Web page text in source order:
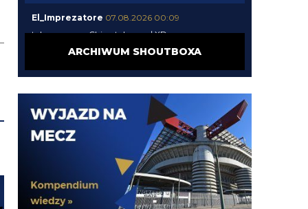
El_Imprezatore 07.08.2026 00:09
tak na pewno Chivu tak uznał XD
pismaki zawsze maja info z opoznieniem. Moze juz
Claudio 06.08.2026 23:57
Żebyscie sie jeszcze nie zdziwili jak CHivu po
treningach uznal ze Pavard ma motywacje i
odpowiednie umiejetnosci i sam chce by zostal, a
kasa ma isc na inne pozycje
ARCHIWUM SHOUTBOXA